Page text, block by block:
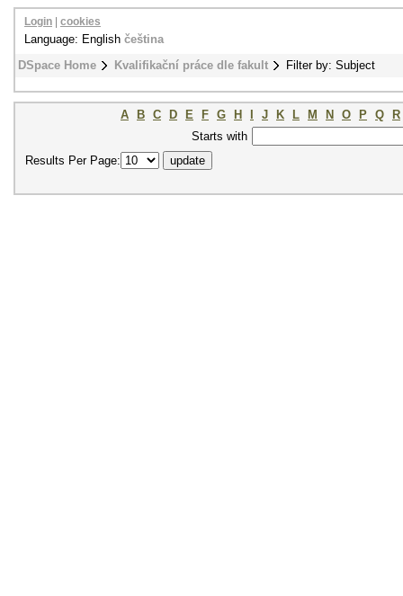
DSpace Home Kvalifikační práce dle fakult Filter by: Subject
Login cookies
Language: English čeština
A B C D E F G H J K L M N O P Q
R
Starts with
Results Per Page: